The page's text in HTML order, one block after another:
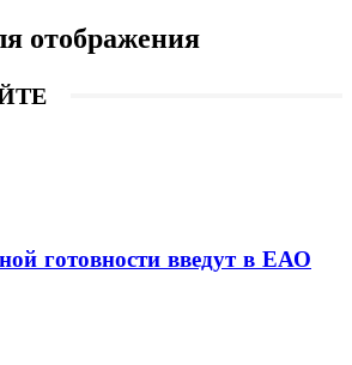
отображения
готовности введут в ЕАО